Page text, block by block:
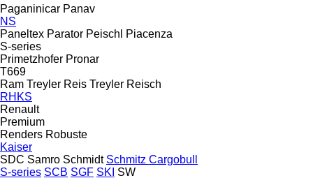
Paganinicar Panav
NS
Paneltex Parator Peischl
Piacenza
S-series
Primetzhofer Pronar
T669
Ram Treyler Reis Treyler Reisch
RHKS
Renault
Premium
Renders Robuste
Kaiser
SDC Samro Schmidt Schmitz Cargobull
S-series SCB SGF SKI SW